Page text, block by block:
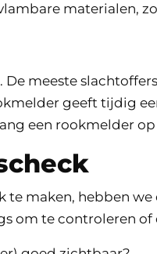
materialen,
De meeste
geeft tijdig
een rookmelder
maken, hebben
om te controleren